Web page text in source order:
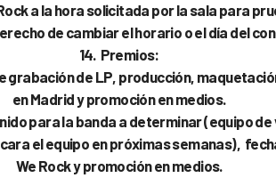
a la hora solicitada por la sala para
de cambiar el horario o el día del
14. Premios:
grabación de LP, producción,
en Madrid y promoción en medios.
para la banda a determinar (equipo
el equipo en próximas semanas),
We Rock y promoción en medios.